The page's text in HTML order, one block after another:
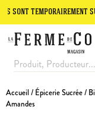
Accueil / Épicerie Sucrée/
Amandes